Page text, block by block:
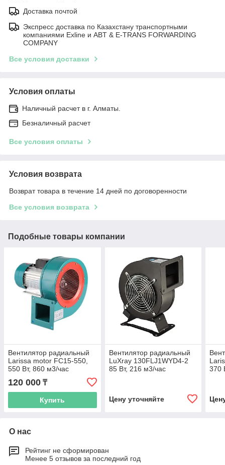
Доставка почтой
Экспресс доставка по Казахстану транспортными
компаниями Exline и ABT & E-TRANS FORWARDING
COMPANY
Все условия доставки
Условия оплаты
Наличный расчет в г. Алматы.
Безналичный расчет
Все условия оплаты
Условия возврата
Возврат товара в течение 14 дней по договоренности
Все условия возврата
Подобные товары компании
Вентилятор радиальный
Larissa motor FC15-550,
550 Вт, 860 м3/час
120 000 ₸
Купить
Вентилятор радиальный
LuXray 130FLJ1WYD4-2
85 Вт, 216 м3/час
Цену уточняйте
370
О нас
Рейтинг не сформирован
Менее 5 отзывов за последний год